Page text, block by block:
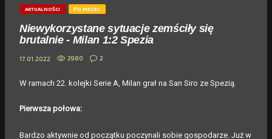
AKTUALNOŚCI PO MECZU
Niewykorzystane sytuacje zemściły się
brutalnie - Milan 1:2 Spezia
17.01.2022 2980 2
W ramach 22. kolejki Serie A, Milan grał na San Siro ze Spezią.
Pierwsza połowa:
Bardzo aktywnie od początku poczynali sobie gospodarze. Już w